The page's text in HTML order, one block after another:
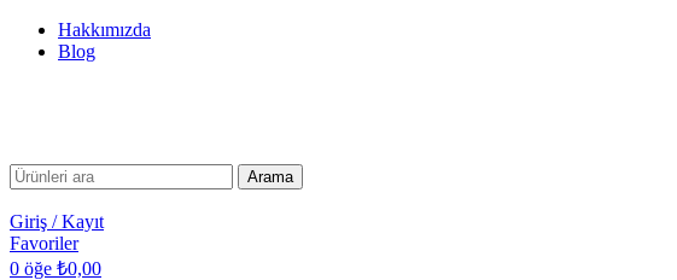
Hakkımızda
Blog
Arama
Giriş / Kayıt
Favoriler
0 öğe ₺0,00